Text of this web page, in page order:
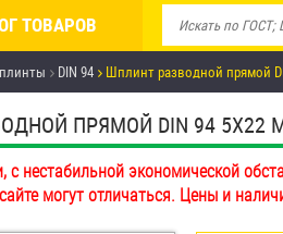
ТОВАРОВ
скидкой
крепёж,
DIN 94 Шплинт разводной прямой
ПРЯМОЙ DIN 94 5Х22
с нестабильной экономической
могут отличаться. Цены и